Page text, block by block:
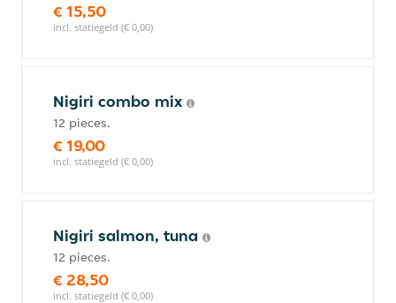
€ 15,50
incl. statiegeld (€ 0,00)
Nigiri combo mix
12 pieces.
€ 19,00
incl. statiegeld (€ 0,00)
Nigiri salmon, tuna
12 pieces.
€ 28,50
incl. statiegeld (€ 0,00)